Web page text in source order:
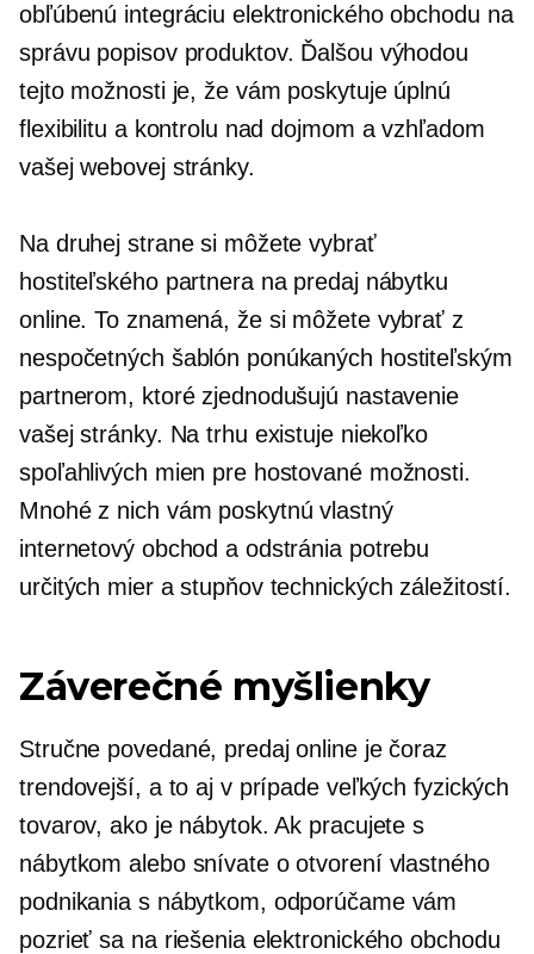
obľúbenú integráciu elektronického obchodu na
správu popisov produktov. Ďalšou výhodou
tejto možnosti je, že vám poskytuje úplnú
flexibilitu a kontrolu nad dojmom a vzhľadom
vašej webovej stránky.
Na druhej strane si môžete vybrať
hostiteľského partnera na predaj nábytku
online. To znamená, že si môžete vybrať z
nespočetných šablón ponúkaných hostiteľským
partnerom, ktoré zjednodušujú nastavenie
vašej stránky. Na trhu existuje niekoľko
spoľahlivých mien pre hostované možnosti.
Mnohé z nich vám poskytnú vlastný
internetový obchod a odstránia potrebu
určitých mier a stupňov technických záležitostí.
Záverečné myšlienky
Stručne povedané, predaj online je čoraz
trendovejší, a to aj v prípade veľkých fyzických
tovarov, ako je nábytok. Ak pracujete s
nábytkom alebo snívate o otvorení vlastného
podnikania s nábytkom, odporúčame vám
pozrieť sa na riešenia elektronického obchodu